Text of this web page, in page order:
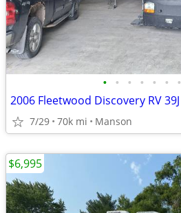
• • • • • • •
2006 Fleetwood Discovery RV 39J
7/29 70k mi Manson
$6,995